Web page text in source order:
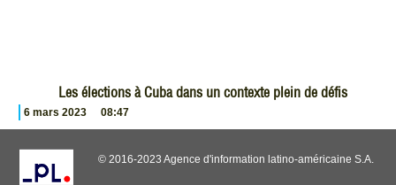
Les élections à Cuba dans un contexte plein de défis
6 mars 2023 08:47
© 2016-2023 Agence d'information latino-américaine S.A.